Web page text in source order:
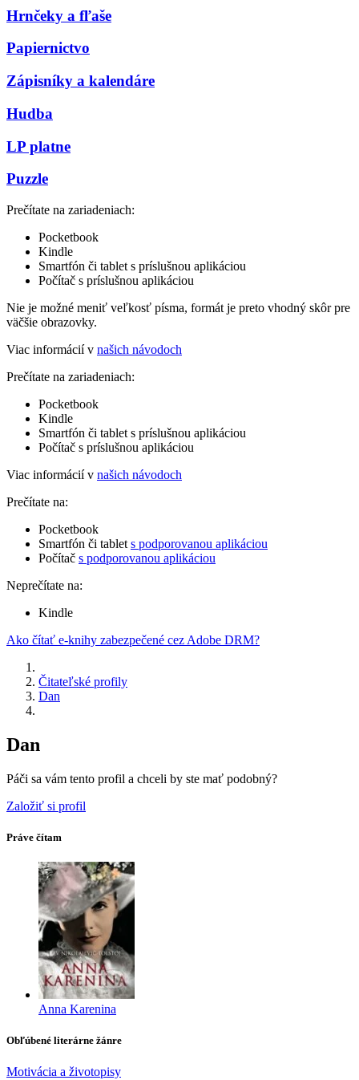
Hrnčeky a fľaše
Papiernictvo
Zápisníky a kalendáre
Hudba
LP platne
Puzzle
Prečítate na zariadeniach:
Pocketbook
Kindle
Smartfón či tablet s príslušnou aplikáciou
Počítač s príslušnou aplikáciou
Nie je možné meniť veľkosť písma, formát je preto vhodný skôr pre
väčšie obrazovky.
Viac informácií v našich návodoch
Prečítate na zariadeniach:
Pocketbook
Kindle
Smartfón či tablet s príslušnou aplikáciou
Počítač s príslušnou aplikáciou
Viac informácií v našich návodoch
Prečítate na:
Pocketbook
Smartfón či tablet s podporovanou aplikáciou
Počítač s podporovanou aplikáciou
Neprečítate na:
Kindle
Ako čítať e-knihy zabezpečené cez Adobe DRM?
Čitateľské profily
Dan
Dan
Páči sa vám tento profil a chceli by ste mať podobný?
Založiť si profil
Práve čítam
Anna Karenina
Obľúbené literárne žánre
Motivácia a životopisy